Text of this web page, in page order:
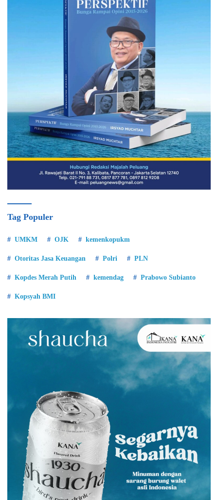
Tag Populer
UMKM OJK kemenkopukm
Otoritas Jasa Keuangan Polri PLN
Kopdes Merah Putih kemendag Prabowo Subianto
Kopsyah BMI